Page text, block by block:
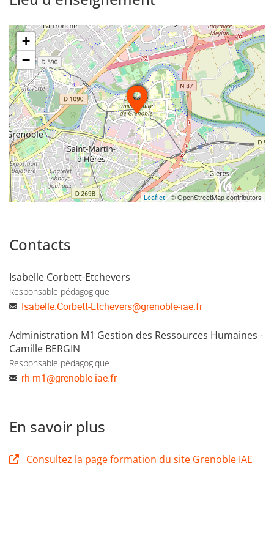
+
−
Leaflet| © OpenStreetMap contributors
Contacts
Isabelle Corbett-Etchevers
Responsable pédagogique
Isabelle.Corbett-Etchevers@grenoble-iae.fr
Administration M1 Gestion des Ressources Humaines -
Camille BERGIN
Responsable pédagogique
rh-m1@grenoble-iae.fr
En savoir plus
Consultez la page formation du site Grenoble IAE